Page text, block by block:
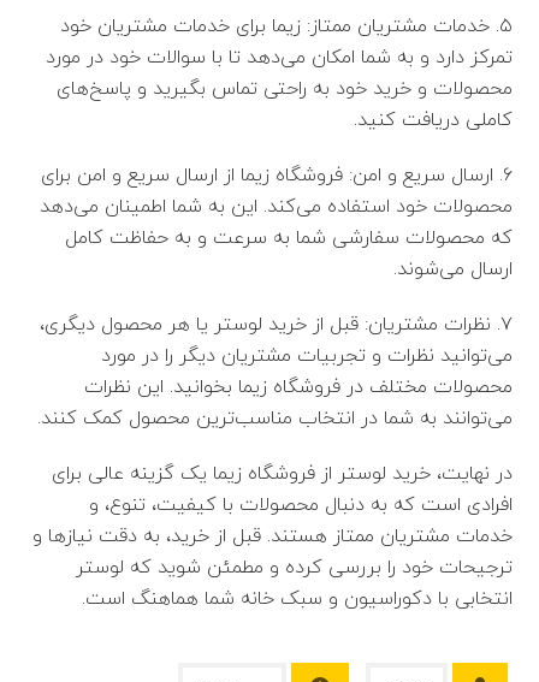
۵. خدمات مشتریان ممتاز: زیما برای خدمات مشتریان خود
تمرکز دارد و به شما امکان می‌دهد تا با سوالات خود در مورد
محصولات و خرید خود به راحتی تماس بگیرید و پاسخ‌های
کاملی دریافت کنید.
۶. ارسال سریع و امن: فروشگاه زیما از ارسال سریع و امن برای
محصولات خود استفاده می‌کند. این به شما اطمینان می‌دهد
که محصولات سفارشی شما به سرعت و به حفاظت کامل
ارسال می‌شوند.
۷. نظرات مشتریان: قبل از خرید لوستر یا هر محصول دیگری،
می‌توانید نظرات و تجربیات مشتریان دیگر را در مورد
محصولات مختلف در فروشگاه زیما بخوانید. این نظرات
می‌توانند به شما در انتخاب مناسب‌ترین محصول کمک کنند.
در نهایت، خرید لوستر از فروشگاه زیما یک گزینه عالی برای
افرادی است که به دنبال محصولات با کیفیت، تنوع، و
خدمات مشتریان ممتاز هستند. قبل از خرید، به دقت نیاز‌ها و
ترجیحات خود را بررسی کرده و مطمئن شوید که لوستر
انتخابی با دکوراسیون و سبک خانه شما هماهنگ است.